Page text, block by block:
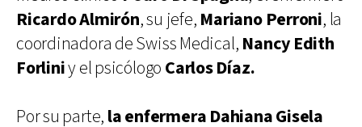
Ricardo Almirón, su jefe, Mariano Perroni, la
coordinadora de Swiss Medical, Nancy Edith
Forliniy el psicólogo Carlos Díaz.
Por su parte, la enfermera Dahiana Gisela